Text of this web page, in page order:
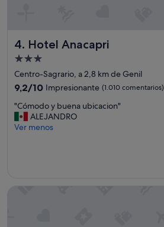
4. Hotel Anacapri
Hotel Anacapri
Alojamiento
de
3.0 estrellas
Centro-Sagrario, a 2,8 km de Genil
9.2
10,
Impresionante,
(1.010 comentarios)
9,2/10 Impresionante (1.010 comentarios)
"
C
ó
"Cómodo y buena ubicacion"
ALEJANDRO
Ver menos